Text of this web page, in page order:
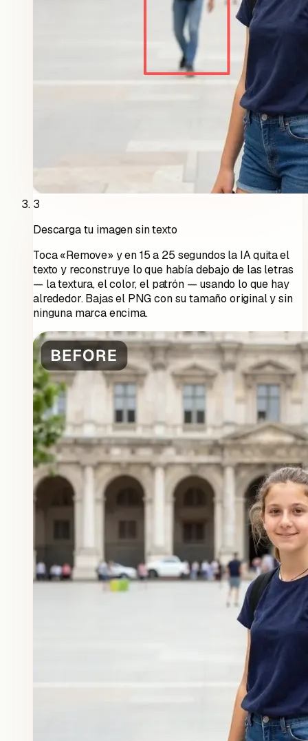
3
Descarga tu imagen sin texto
Toca «Remove» y en 15 a 25 segundos la IA quita el
texto y reconstruye lo que había debajo de las letras
— la textura, el color, el patrón — usando lo que hay
alrededor. Bajas el PNG con su tamaño original y sin
ninguna marca encima.